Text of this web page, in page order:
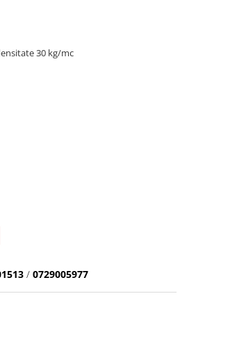
30 kg/mc
/ 0729005977